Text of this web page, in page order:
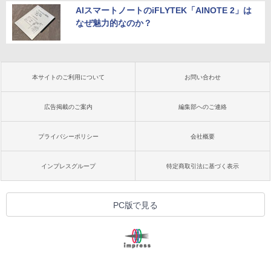
AIスマートノートのiFLYTEK「AINOTE 2」は
なぜ魅力的なのか？
本サイトのご利用について お問い合わせ
広告掲載のご案内 編集部へのご連絡
プライバシーポリシー 会社概要
インプレスグループ 特定商取引法に基づく表示
PC版で見る